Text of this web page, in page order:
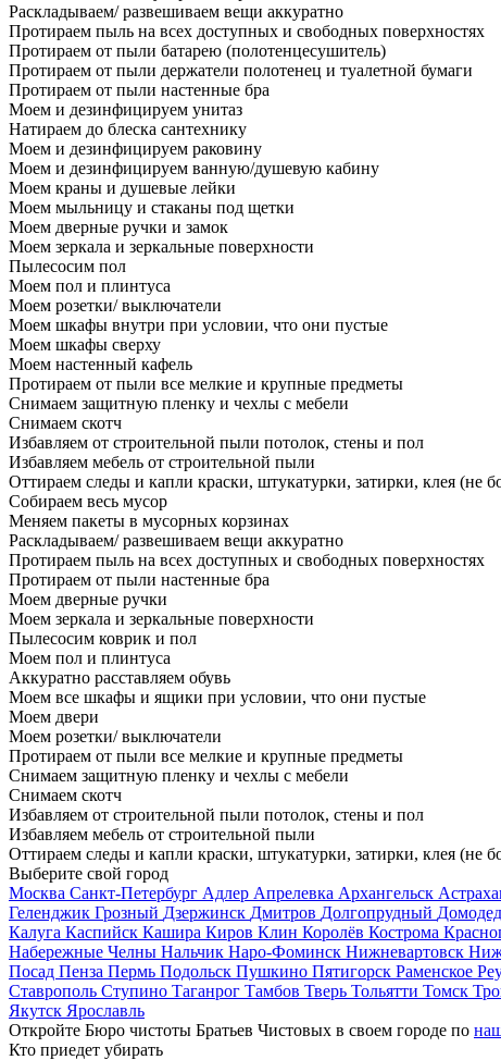
Раскладываем/ развешиваем вещи аккуратно
Протираем пыль на всех доступных и свободных поверхностях
Протираем от пыли батарею (полотенцесушитель)
Протираем от пыли держатели полотенец и туалетной бумаги
Протираем от пыли настенные бра
Моем и дезинфицируем унитаз
Натираем до блеска сантехнику
Моем и дезинфицируем раковину
Моем и дезинфицируем ванную/душевую кабину
Моем краны и душевые лейки
Моем мыльницу и стаканы под щетки
Моем дверные ручки и замок
Моем зеркала и зеркальные поверхности
Пылесосим пол
Моем пол и плинтуса
Моем розетки/ выключатели
Моем шкафы внутри при условии, что они пустые
Моем шкафы сверху
Моем настенный кафель
Протираем от пыли все мелкие и крупные предметы
Снимаем защитную пленку и чехлы с мебели
Снимаем скотч
Избавляем от строительной пыли потолок, стены и пол
Избавляем мебель от строительной пыли
Оттираем следы и капли краски, штукатурки, затирки, клея (не
Собираем весь мусор
Меняем пакеты в мусорных корзинах
Раскладываем/ развешиваем вещи аккуратно
Протираем пыль на всех доступных и свободных поверхностях
Протираем от пыли настенные бра
Моем дверные ручки
Моем зеркала и зеркальные поверхности
Пылесосим коврик и пол
Моем пол и плинтуса
Аккуратно расставляем обувь
Моем все шкафы и ящики при условии, что они пустые
Моем двери
Моем розетки/ выключатели
Протираем от пыли все мелкие и крупные предметы
Снимаем защитную пленку и чехлы с мебели
Снимаем скотч
Избавляем от строительной пыли потолок, стены и пол
Избавляем мебель от строительной пыли
Оттираем следы и капли краски, штукатурки, затирки, клея (не
Выберите свой город
Москва Санкт-Петербург Адлер Апрелевка Архангельск
Геленджик Грозный Дзержинск Дмитров Долгопрудный
Калуга Каспийск Кашира Киров Клин Королёв Кострома
Набережные Челны Нальчик Наро-Фоминск Нижневартовск
Посад Пенза Пермь Подольск Пушкино Пятигорск Раменское
Ставрополь Ступино Таганрог Тамбов Тверь Тольятти Томск
Якутск Ярославль
Откройте Бюро чистоты Братьев Чистовых в своем городе по
Кто приедет убирать